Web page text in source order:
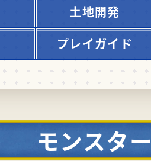
土地開発
プレイガイド
モンスター